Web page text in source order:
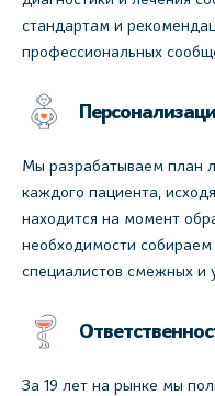
стандартам и
профессиональных
Мы разрабатываем план
каждого пациента,
находится на момент
необходимости
специалистов смежных и
За 19 лет на рынке мы